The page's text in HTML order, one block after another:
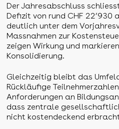
Der Jahresabschluss
Defizit von rund CHF 22’930
deutlich unter dem
Massnahmen zur
zeigen Wirkung und
Konsolidierung.
Gleichzeitig bleibt das
Rückläufige
Anforderungen an
dass zentrale
nicht kostendeckend